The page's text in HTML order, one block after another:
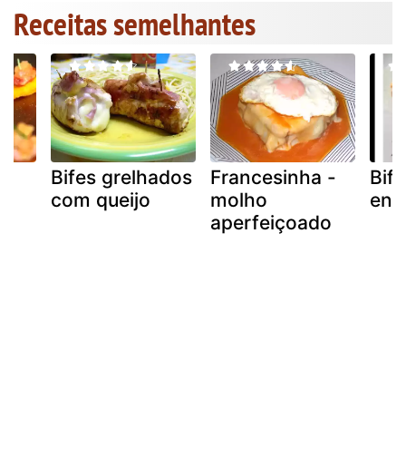
Receitas semelhantes
Bifes grelhados
com queijo
Francesinha -
molho
aperfeiçoado